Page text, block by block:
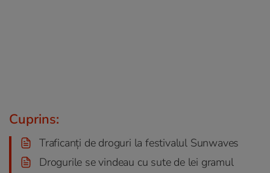
Cuprins:
Traficanți de droguri la festivalul Sunwaves
Drogurile se vindeau cu sute de lei gramul